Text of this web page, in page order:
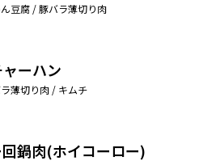
豆腐 / 豚バラ薄切り肉
ーハン
薄切り肉 / キムチ
鍋肉(ホイコーロー)